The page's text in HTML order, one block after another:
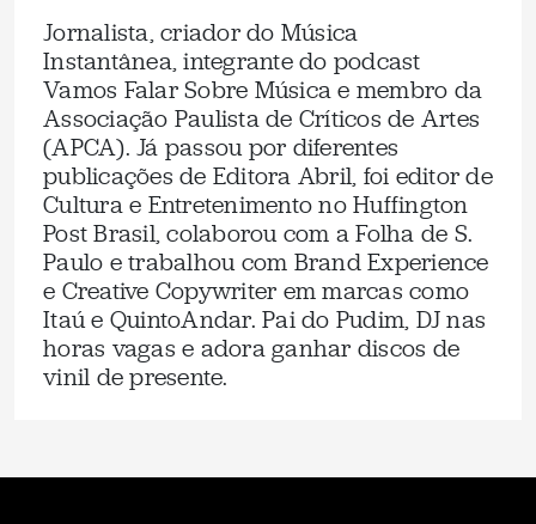
Jornalista, criador do Música
Instantânea, integrante do podcast
Vamos Falar Sobre Música e membro da
Associação Paulista de Críticos de Artes
(APCA). Já passou por diferentes
publicações de Editora Abril, foi editor de
Cultura e Entretenimento no Huffington
Post Brasil, colaborou com a Folha de S.
Paulo e trabalhou com Brand Experience
e Creative Copywriter em marcas como
Itaú e QuintoAndar. Pai do Pudim, DJ nas
horas vagas e adora ganhar discos de
vinil de presente.